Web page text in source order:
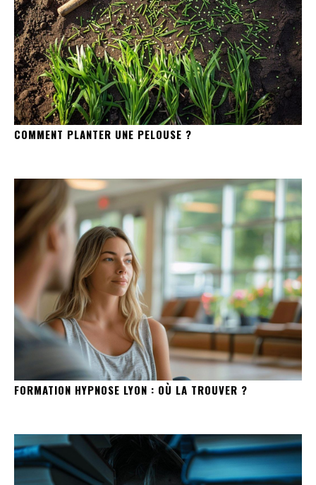
COMMENT PLANTER UNE PELOUSE ?
FORMATION HYPNOSE LYON : OÙ LA TROUVER ?